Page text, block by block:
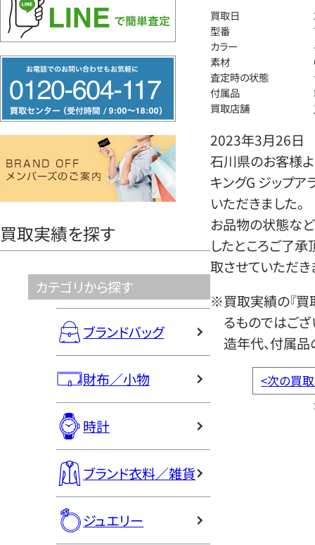
リ
ー
ヤ
買取実績を探す
カテゴリから探す
ブランドバッグ
財布／小物
時計
ブランド衣料／雑貨
ジュエリー
買取日
型番
カラー
素材
査定時の状態
付属品
買取店舗
2023年3月26日
石川県のお客様よ
キングG ジップア
いただきました。
お品物の状態など
したところご了
取させていただき
※買取実績の『買
るものではござ
造年代、付属品
<次の買